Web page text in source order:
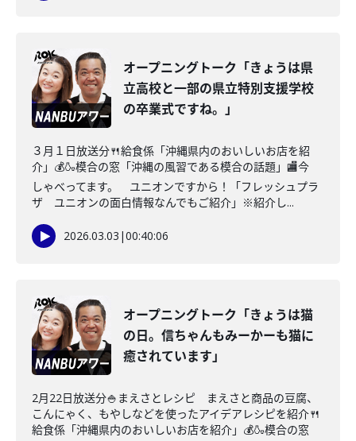
オープニングトーク「きょうは県
立高校と一部の県立特別支援学校
の卒業式ですね。」
３月１日放送分🍴給食係「沖縄県内のおいしいお店を紹
介」💰🍶模合の窓「沖縄の風習である模合の話題」🏬今
しゃべってます。 ユニオンですから！「フレッシュプラ
ザ ユニオンの面白情報なんでもご紹介」※紹介し...
2026.03.03 |00:40:06
オープニングトーク「きょうは猫
の日。信ちゃんもみーかーも猫に
癒されています」
2月22日放送分🍚まえさとレシピ まえさと商品の豆腐、
こんにゃく、もやしなどを使ったアイデアレシピを紹介🍴
給食係「沖縄県内のおいしいお店を紹介」💰🍶模合の窓